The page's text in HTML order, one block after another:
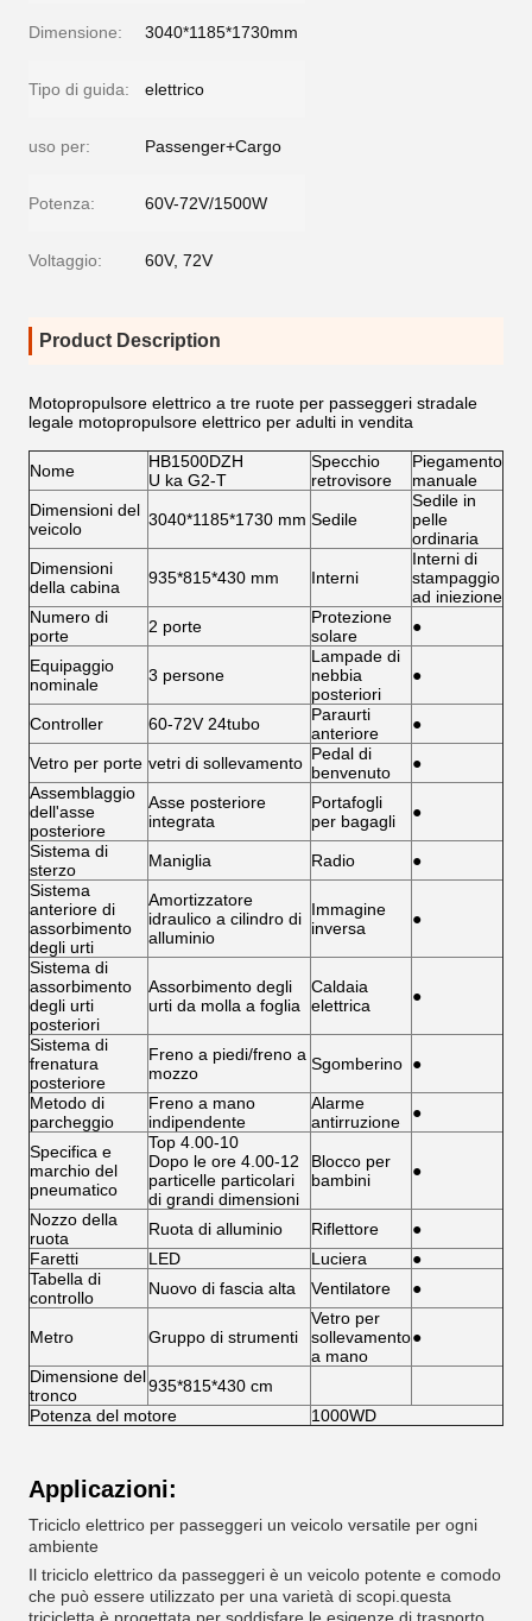
Dimensione: 3040*1185*1730mm
Tipo di guida: elettrico
uso per: Passenger+Cargo
Potenza: 60V-72V/1500W
Voltaggio: 60V, 72V
Product Description
Motopropulsore elettrico a tre ruote per passeggeri stradale
legale motopropulsore elettrico per adulti in vendita
Nome
HB1500DZH
U ka G2-T
Specchio
retrovisore
Piegamento
manuale
Dimensioni del
veicolo
3040*1185*1730 mm Sedile
Sedile in
pelle
ordinaria
Dimensioni
della cabina
935*815*430 mm Interni
Interni di
stampaggio
ad iniezione
Numero di
porte
2 porte
Protezione
solare
●
Equipaggio
nominale
3 persone
Lampade di
nebbia
posteriori
●
Controller 60-72V 24tubo
Paraurti
anteriore
●
Vetro per porte vetri di sollevamento Pedal di
benvenuto
●
Assemblaggio
dell'asse
posteriore
Asse posteriore
integrata
Portafogli
per bagagli
●
Sistema di
sterzo
Maniglia Radio
●
Sistema
anteriore di
assorbimento
degli urti
Amortizzatore
idraulico a cilindro di
alluminio
Immagine
inversa
●
Sistema di
assorbimento
degli urti
posteriori
Assorbimento degli
urti da molla a foglia
Caldaia
elettrica
●
Sistema di
frenatura
posteriore
Freno a piedi/freno a
mozzo
Sgomberino ●
Metodo di
parcheggio
Freno a mano
indipendente
Alarme
antirruzione
●
Specifica e
marchio del
pneumatico
Top 4.00-10
Dopo le ore 4.00-12
particelle particolari
di grandi dimensioni
Blocco per
bambini
●
Nozzo della
ruota
Ruota di alluminio Riflettore
●
Faretti
LED Luciera
●
Tabella di
controllo
Nuovo di fascia alta Ventilatore ●
Metro Gruppo di strumenti
Vetro per
sollevamento
a mano
●
Dimensione del
tronco
935*815*430 cm
Potenza del motore
1000WD
Applicazioni:
Triciclo elettrico per passeggeri un veicolo versatile per ogni
ambiente
Il triciclo elettrico da passeggeri è un veicolo potente e comodo
che può essere utilizzato per una varietà di scopi.questa